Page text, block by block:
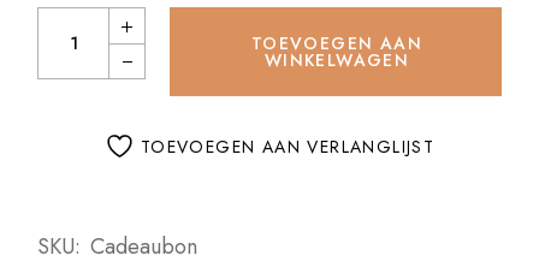
Cadeaubon 5,- quantity
TOEVOEGEN AAN
WINKELWAGEN
TOEVOEGEN AAN VERLANGLIJST
SKU: Cadeaubon